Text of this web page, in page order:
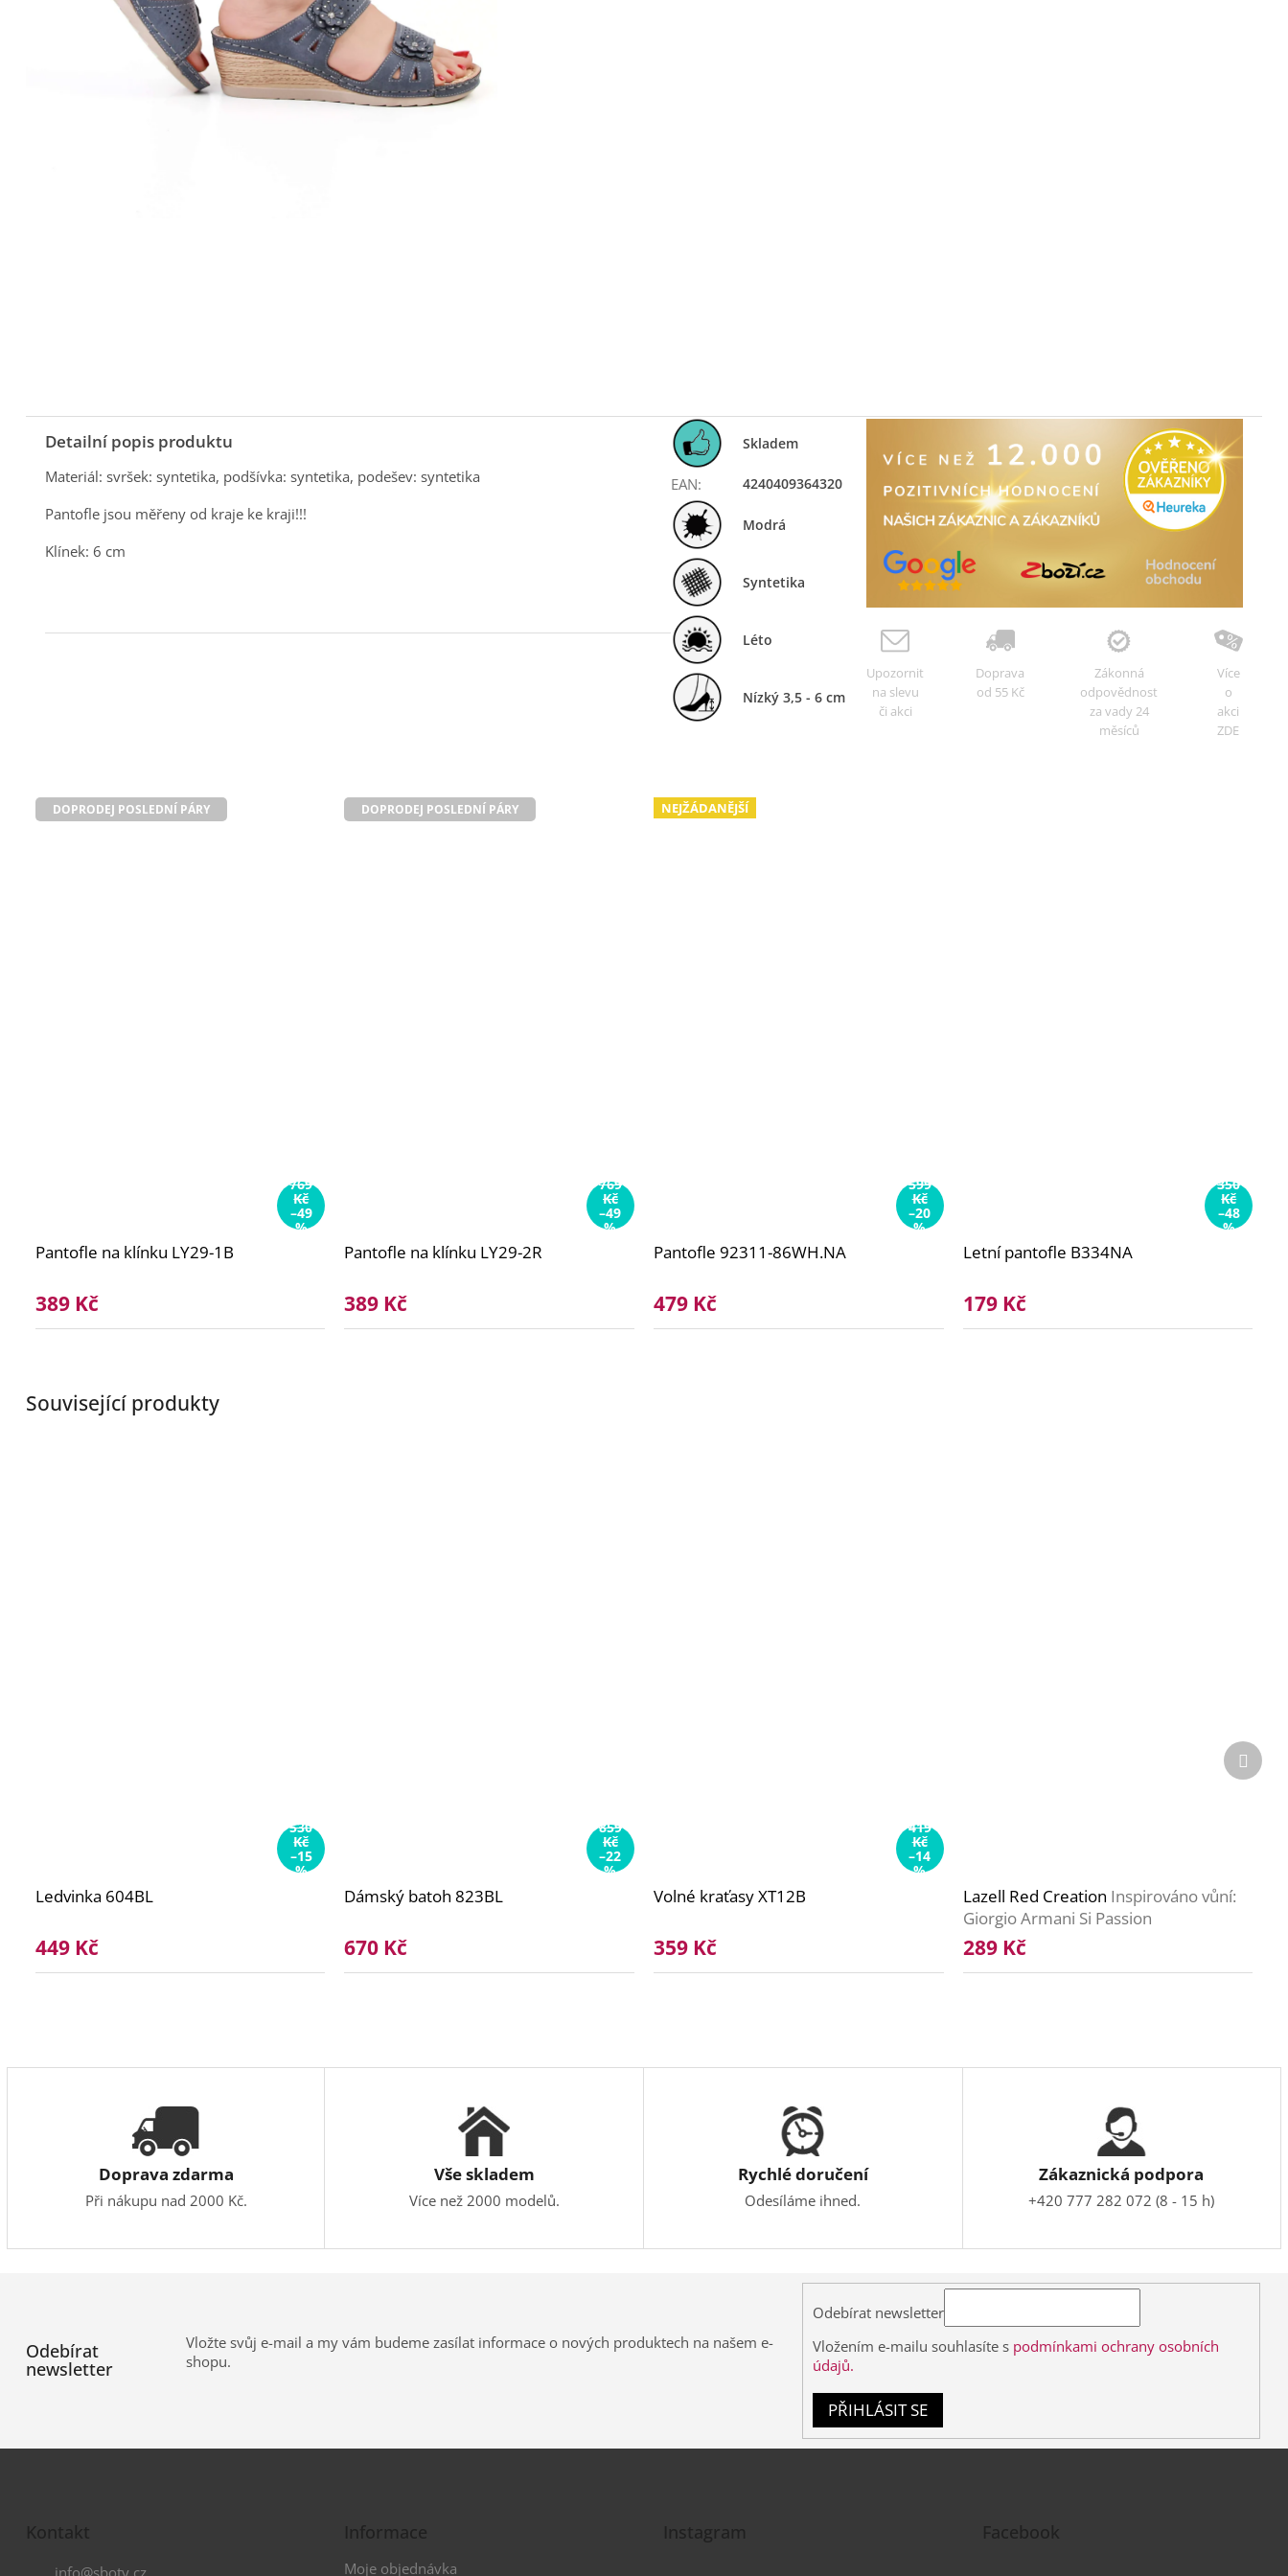
Související produkty
530
Kč
–15
%
Ledvinka 604BL
449 Kč
859
Kč
–22
%
Dámský batoh 823BL
670 Kč
419
Kč
–14
%
Volné kraťasy XT12B
359 Kč
Lazell Red Creation Inspirováno vůní:
Giorgio Armani Si Passion
289 Kč
Další
Detailní popis produktu
Materiál: svršek: syntetika, podšívka: syntetika, podešev: syntetika
Pantofle jsou měřeny od kraje ke kraji!!!
Klínek: 6 cm
Skladem
EAN: 4240409364320
Modrá
Syntetika
Léto
Nízký 3,5 - 6 cm
Upozornit
na slevu
či akci
Doprava
od 55 Kč
Zákonná
odpovědnost
za vady 24
měsíců
Více
o
akci
ZDE
DOPRODEJ POSLEDNÍ PÁRY
769
Kč
–49
%
Pantofle na klínku LY29-1B
389 Kč
DOPRODEJ POSLEDNÍ PÁRY
769
Kč
–49
%
Pantofle na klínku LY29-2R
389 Kč
NEJŽÁDANĚJŠÍ
599
Kč
–20
%
Pantofle 92311-86WH.NA
479 Kč
350
Kč
–48
%
Letní pantofle B334NA
179 Kč
Doprava zdarma
Při nákupu nad 2000 Kč.
Vše skladem
Více než 2000 modelů.
Rychlé doručení
Odesíláme ihned.
Zákaznická podpora
+420 777 282 072 (8 - 15 h)
Odebírat
newsletter
Vložte svůj e-mail a my vám budeme zasílat informace o nových produktech na našem e-
shopu.
Odebírat newsletter
Vložením e-mailu souhlasíte s podmínkami ochrany osobních
údajů.
PŘIHLÁSIT SE
Kontakt Informace
Moje objednávka
Instagram Facebook